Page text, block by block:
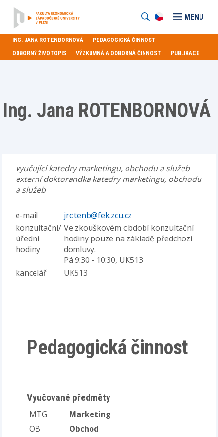
MENU
ING. JANA ROTENBORNOVÁ
PEDAGOGICKÁ ČINNOST
ODBORNÝ ŽIVOTOPIS
VÝZKUMNÁ A ODBORNÁ ČINNOST PUBLIKACE
Ing. Jana ROTENBORNOVÁ
vyučující katedry marketingu, obchodu a služeb
externí doktorandka katedry marketingu, obchodu
a služeb
e-mail
jrotenb@fek.zcu.cz
konzultační/
úřední
hodiny
Ve zkouškovém období konzultační
hodiny pouze na základě předchozí
domluvy.
Pá 9:30 - 10:30, UK513
kancelář
UK513
Pedagogická činnost
Vyučované předměty
MTG
Marketing
OB
Obchod